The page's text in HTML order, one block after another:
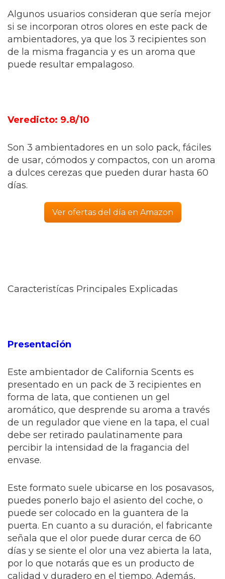
Algunos usuarios consideran que sería mejor
si se incorporan otros olores en este pack de
ambientadores, ya que los 3 recipientes son
de la misma fragancia y es un aroma que
puede resultar empalagoso.
Veredicto: 9.8/10
Son 3 ambientadores en un solo pack, fáciles
de usar, cómodos y compactos, con un aroma
a dulces cerezas que pueden durar hasta 60
días.
Ver ofertas del día en Amazon
Caracteristícas Principales Explicadas
Presentación
Este ambientador de California Scents es
presentado en un pack de 3 recipientes en
forma de lata, que contienen un gel
aromático, que desprende su aroma a través
de un regulador que viene en la tapa, el cual
debe ser retirado paulatinamente para
percibir la intensidad de la fragancia del
envase.
Este formato suele ubicarse en los posavasos,
puedes ponerlo bajo el asiento del coche, o
puede ser colocado en la guantera de la
puerta. En cuanto a su duración, el fabricante
señala que el olor puede durar cerca de 60
días y se siente el olor una vez abierta la lata,
por lo que notarás que es un producto de
calidad y duradero en el tiempo. Además,